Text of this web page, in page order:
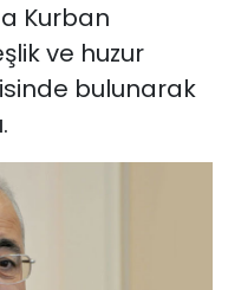
Kurban
ve huzur
bulunarak